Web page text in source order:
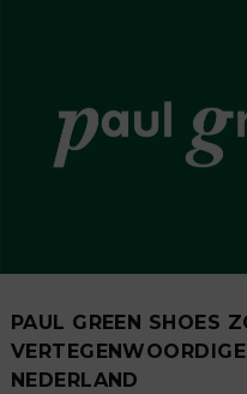
PAUL GREEN SHOES
NEDERLAND